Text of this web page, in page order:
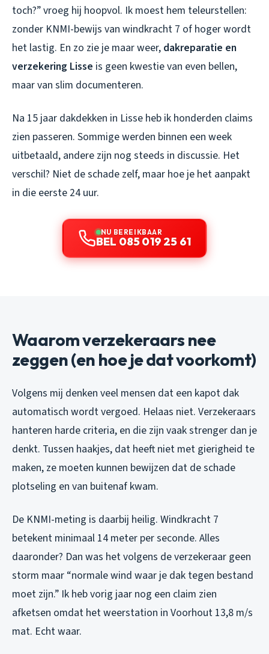
toch?” vroeg hij hoopvol. Ik moest hem teleurstellen:
zonder KNMI-bewijs van windkracht 7 of hoger wordt
het lastig. En zo zie je maar weer, dakreparatie en
verzekering Lisse is geen kwestie van even bellen,
maar van slim documenteren.
Na 15 jaar dakdekken in Lisse heb ik honderden claims
zien passeren. Sommige werden binnen een week
uitbetaald, andere zijn nog steeds in discussie. Het
verschil? Niet de schade zelf, maar hoe je het aanpakt
in die eerste 24 uur.
NU BEREIKBAAR
BEL 085 019 25 61
Waarom verzekeraars nee
zeggen (en hoe je dat voorkomt)
Volgens mij denken veel mensen dat een kapot dak
automatisch wordt vergoed. Helaas niet. Verzekeraars
hanteren harde criteria, en die zijn vaak strenger dan je
denkt. Tussen haakjes, dat heeft niet met gierigheid te
maken, ze moeten kunnen bewijzen dat de schade
plotseling en van buitenaf kwam.
De KNMI-meting is daarbij heilig. Windkracht 7
betekent minimaal 14 meter per seconde. Alles
daaronder? Dan was het volgens de verzekeraar geen
storm maar “normale wind waar je dak tegen bestand
moet zijn.” Ik heb vorig jaar nog een claim zien
afketsen omdat het weerstation in Voorhout 13,8 m/s
mat. Echt waar.